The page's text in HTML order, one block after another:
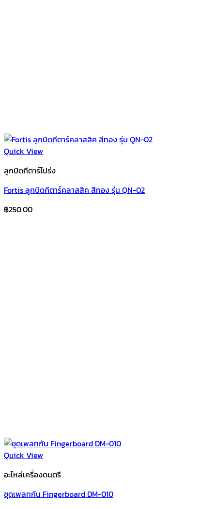
Quick View
ลูกบิดกีตาร์โปร่ง
Fortis ลูกบิดกีตาร์คลาสสิค สีทอง รุ่น QN-02
฿250.00
Quick View
อะไหล่เครื่องดนตรี
ชุดเพลทกัน Fingerboard DM-010